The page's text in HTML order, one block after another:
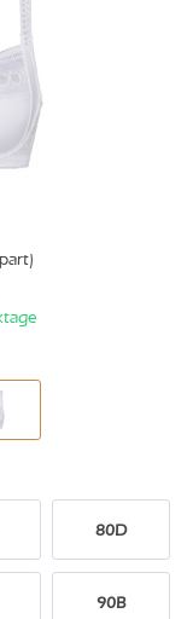
80D
90B